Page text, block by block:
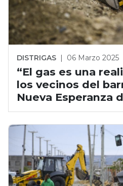
DISTRIGAS | 06 Marzo 2025
“El gas es una
los vecinos del
Nueva Esperanza